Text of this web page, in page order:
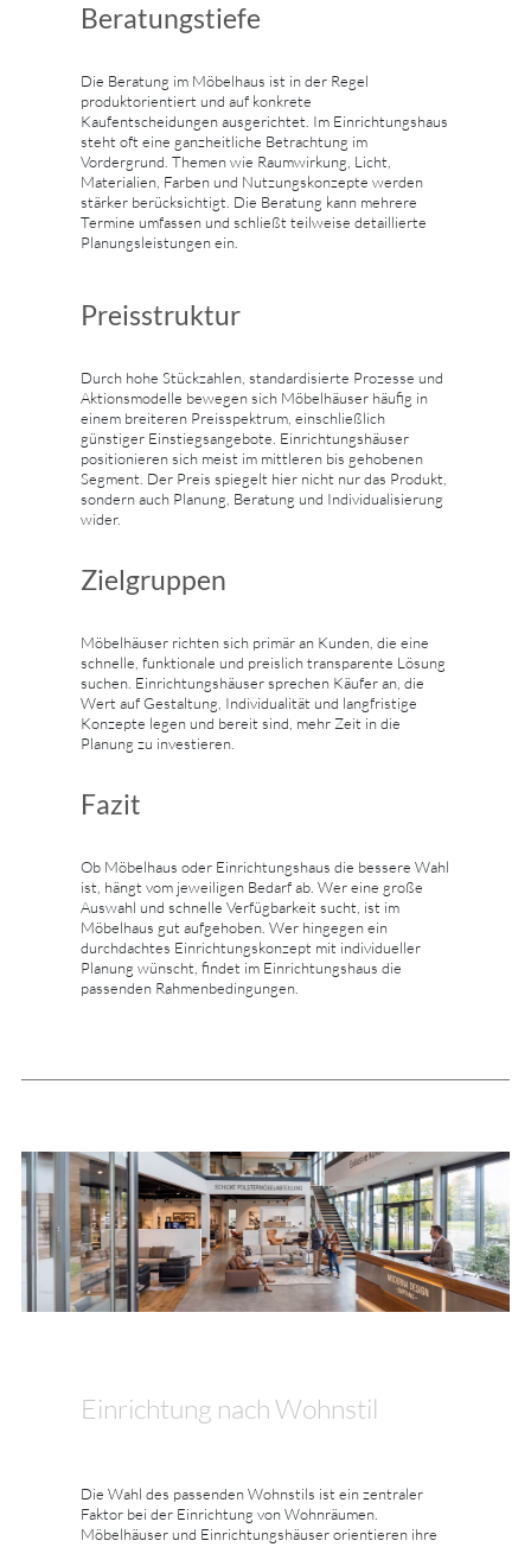
Beratungstiefe
Die Beratung im Möbelhaus ist in der Regel
produktorientiert und auf konkrete
Kaufentscheidungen ausgerichtet. Im Einrichtungshaus
steht oft eine ganzheitliche Betrachtung im
Vordergrund. Themen wie Raumwirkung, Licht,
Materialien, Farben und Nutzungskonzepte werden
stärker berücksichtigt. Die Beratung kann mehrere
Termine umfassen und schließt teilweise detaillierte
Planungsleistungen ein.
Preisstruktur
Durch hohe Stückzahlen, standardisierte Prozesse und
Aktionsmodelle bewegen sich Möbelhäuser häufig in
einem breiteren Preisspektrum, einschließlich
günstiger Einstiegsangebote. Einrichtungshäuser
positionieren sich meist im mittleren bis gehobenen
Segment. Der Preis spiegelt hier nicht nur das Produkt,
sondern auch Planung, Beratung und Individualisierung
wider.
Zielgruppen
Möbelhäuser richten sich primär an Kunden, die eine
schnelle, funktionale und preislich transparente Lösung
suchen. Einrichtungshäuser sprechen Käufer an, die
Wert auf Gestaltung, Individualität und langfristige
Konzepte legen und bereit sind, mehr Zeit in die
Planung zu investieren.
Fazit
Ob Möbelhaus oder Einrichtungshaus die bessere Wahl
ist, hängt vom jeweiligen Bedarf ab. Wer eine große
Auswahl und schnelle Verfügbarkeit sucht, ist im
Möbelhaus gut aufgehoben. Wer hingegen ein
durchdachtes Einrichtungskonzept mit individueller
Planung wünscht, findet im Einrichtungshaus die
passenden Rahmenbedingungen.
Einrichtung nach Wohnstil
Die Wahl des passenden Wohnstils ist ein zentraler
Faktor bei der Einrichtung von Wohnräumen.
Möbelhäuser und Einrichtungshäuser orientieren ihre